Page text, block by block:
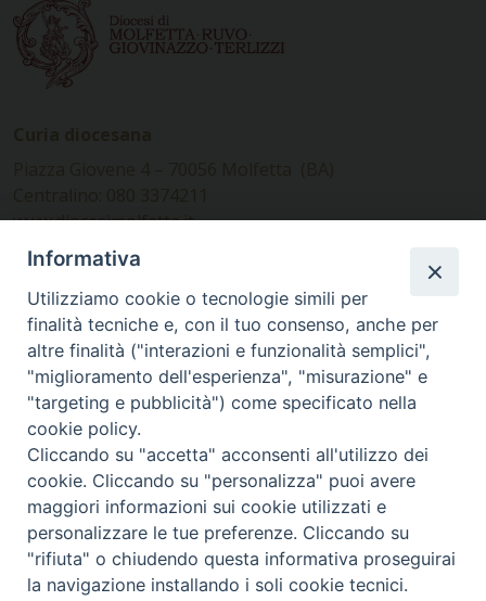
www.diocesimolfetta.it –
diocesimolfetta@pec.chiesacattolica.it
Ufficio Comunicazioni sociali
Piazza Giovene 4 – 70056 Molfetta (BA)
comunicazionisociali@diocesimolfetta.it
SEGUICI SU
Facebook
Instagram
X YouTube
Feed
Privacy Policy - trasparenza
Informativa
Utilizziamo cookie o tecnologie simili per
finalità tecniche e, con il tuo consenso, anche per
altre finalità ("interazioni e funzionalità semplici",
"miglioramento dell'esperienza", "misurazione" e
"targeting e pubblicità") come specificato nella
cookie policy.
Cliccando su "accetta" acconsenti all'utilizzo dei
cookie. Cliccando su "personalizza" puoi avere
maggiori informazioni sui cookie utilizzati e
personalizzare le tue preferenze. Cliccando su
"rifiuta" o chiudendo questa informativa proseguirai
la navigazione installando i soli cookie tecnici.